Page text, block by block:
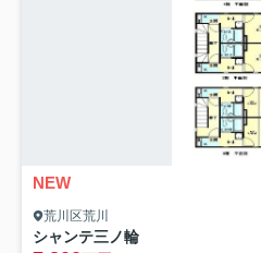
NEW
荒川区荒川
シャンテ三ノ輪